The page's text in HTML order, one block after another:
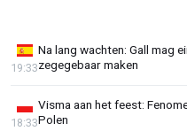
Na lang wachten: Gall mag
zegegebaar maken
19:33
Visma aan het feest:
Polen
18:33